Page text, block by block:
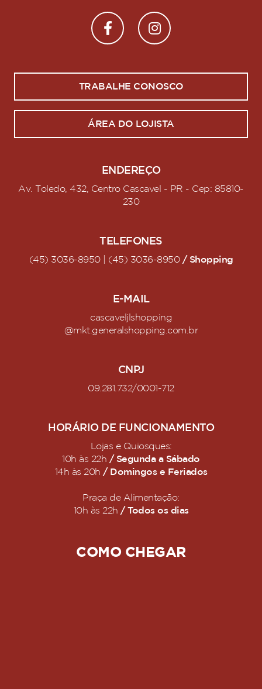
TRABALHE CONOSCO
ÁREA DO LOJISTA
ENDEREÇO
Av. Toledo, 432, Centro Cascavel - PR - Cep: 85810-
230
TELEFONES
(45) 3036-8950 | (45) 3036-8950/ Shopping
E-MAIL
cascaveljlshopping
@mkt.generalshopping.com.br
CNPJ
09.281.732/0001-712
HORÁRIO DE FUNCIONAMENTO
Lojas e Quiosques:
10h às 22h / Segunda a Sábado
14h às 20h / Domingos e Feriados
Praça de Alimentação:
10h às 22h / Todos os dias
COMO CHEGAR